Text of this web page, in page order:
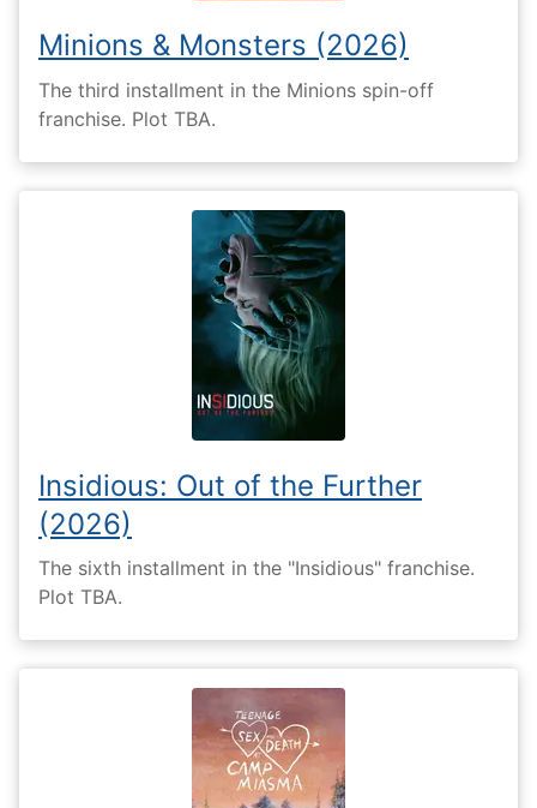
Minions & Monsters (2026)
The third installment in the Minions spin-off
franchise. Plot TBA.
Insidious: Out of the Further
(2026)
The sixth installment in the "Insidious" franchise.
Plot TBA.